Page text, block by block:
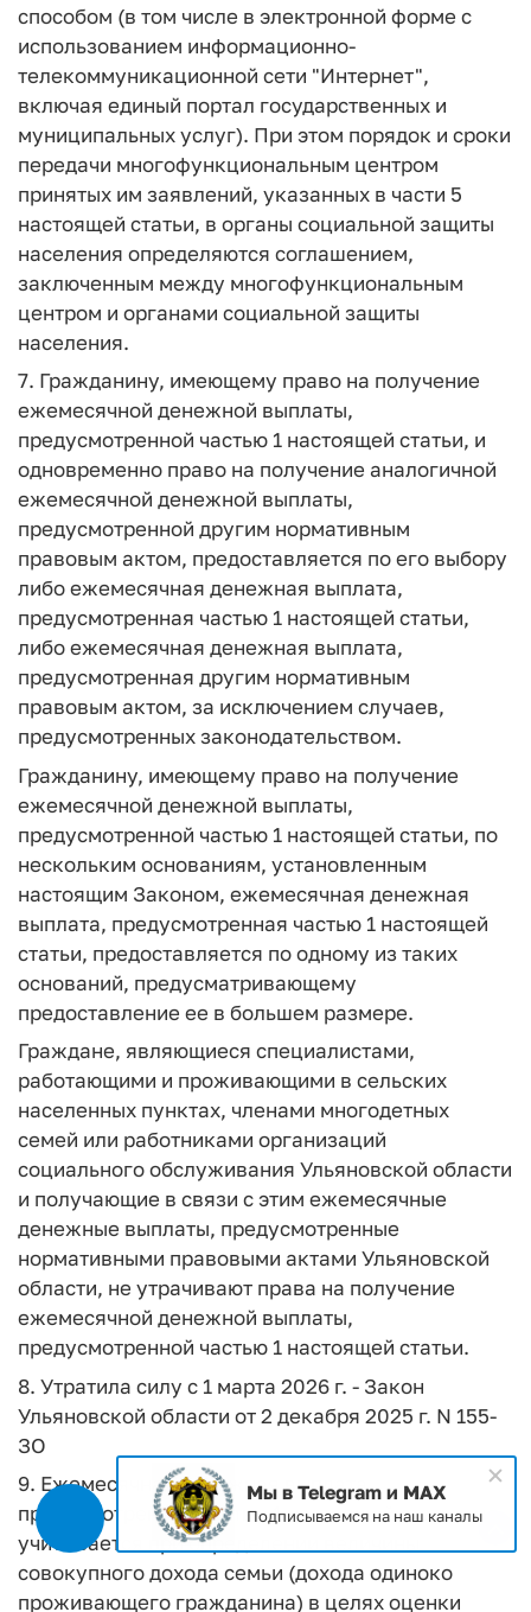
способом (в том числе в электронной форме с
использованием информационно-
телекоммуникационной сети "Интернет",
включая единый портал государственных и
муниципальных услуг). При этом порядок и сроки
передачи многофункциональным центром
принятых им заявлений, указанных в части 5
настоящей статьи, в органы социальной защиты
населения определяются соглашением,
заключенным между многофункциональным
центром и органами социальной защиты
населения.
7. Гражданину, имеющему право на получение
ежемесячной денежной выплаты,
предусмотренной частью 1 настоящей статьи, и
одновременно право на получение аналогичной
ежемесячной денежной выплаты,
предусмотренной другим нормативным
правовым актом, предоставляется по его выбору
либо ежемесячная денежная выплата,
предусмотренная частью 1 настоящей статьи,
либо ежемесячная денежная выплата,
предусмотренная другим нормативным
правовым актом, за исключением случаев,
предусмотренных законодательством.
Гражданину, имеющему право на получение
ежемесячной денежной выплаты,
предусмотренной частью 1 настоящей статьи, по
нескольким основаниям, установленным
настоящим Законом, ежемесячная денежная
выплата, предусмотренная частью 1 настоящей
статьи, предоставляется по одному из таких
оснований, предусматривающему
предоставление ее в большем размере.
Граждане, являющиеся специалистами,
работающими и проживающими в сельских
населенных пунктах, членами многодетных
семей или работниками организаций
социального обслуживания Ульяновской области
и получающие в связи с этим ежемесячные
денежные выплаты, предусмотренные
нормативными правовыми актами Ульяновской
области, не утрачивают права на получение
ежемесячной денежной выплаты,
предусмотренной частью 1 настоящей статьи.
8. Утратила силу с 1 марта 2026 г. - Закон
Ульяновской области от 2 декабря 2025 г. N 155-
ЗО
9. Ежемесячная денежная выплата,
предусмотренная частью 1 настоящей статьи, не
учитывается при определении величины
совокупного дохода семьи (дохода одиноко
проживающего гражданина) в целях оценки
Мы в Telegram и MAX
Подписываемся на наш каналы